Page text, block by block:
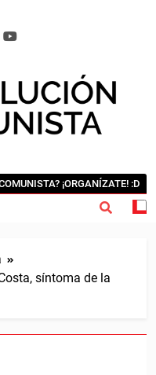
¡ORGANÍZATE! :D
síntoma de la